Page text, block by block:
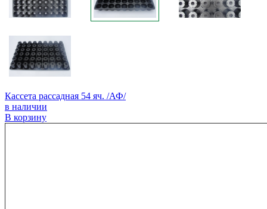
Кассета рассадная 54 яч. /АФ/
в наличии
В корзину